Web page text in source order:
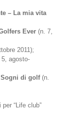
– La mia vita
Ever (n. 7,
2011);
5, agosto-
Sogni di golf(n.
“Life club”